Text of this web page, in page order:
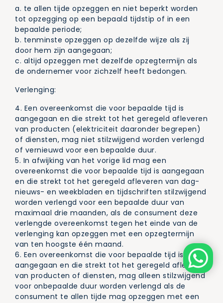
a. te allen tijde opzeggen en niet beperkt worden
tot opzegging op een bepaald tijdstip of in een
bepaalde periode;
b. tenminste opzeggen op dezelfde wijze als zij
door hem zijn aangegaan;
c. altijd opzeggen met dezelfde opzegtermijn als
de ondernemer voor zichzelf heeft bedongen.
Verlenging:
4. Een overeenkomst die voor bepaalde tijd is
aangegaan en die strekt tot het geregeld afleveren
van producten (elektriciteit daaronder begrepen)
of diensten, mag niet stilzwijgend worden verlengd
of vernieuwd voor een bepaalde duur.
5. In afwijking van het vorige lid mag een
overeenkomst die voor bepaalde tijd is aangegaan
en die strekt tot het geregeld afleveren van dag-
nieuws- en weekbladen en tijdschriften stilzwijgend
worden verlengd voor een bepaalde duur van
maximaal drie maanden, als de consument deze
verlengde overeenkomst tegen het einde van de
verlenging kan opzeggen met een opzegtermijn
van ten hoogste één maand.
6. Een overeenkomst die voor bepaalde tijd is
aangegaan en die strekt tot het geregeld afleveren
van producten of diensten, mag alleen stilzwijgend
voor onbepaalde duur worden verlengd als de
consument te allen tijde mag opzeggen met een